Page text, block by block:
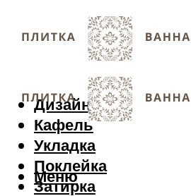
Дизайн
Кафель
Укладка
Поклейка
Затирка
Меню